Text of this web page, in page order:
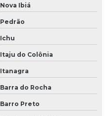
Nova Ibiá
Pedrão
Ichu
Itaju do Colônia
Itanagra
Barra do Rocha
Barro Preto